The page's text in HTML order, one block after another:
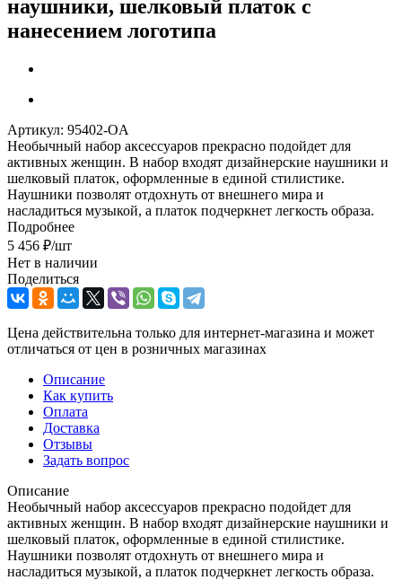
наушники, шелковый платок с
нанесением логотипа
Артикул: 95402-OA
Необычный набор аксессуаров прекрасно подойдет для
активных женщин. В набор входят дизайнерские наушники и
шелковый платок, оформленные в единой стилистике.
Наушники позволят отдохнуть от внешнего мира и
насладиться музыкой, а платок подчеркнет легкость образа.
Подробнее
5 456 ₽/шт
Нет в наличии
Поделиться
Цена действительна только для интернет-магазина и может
отличаться от цен в розничных магазинах
Описание
Как купить
Оплата
Доставка
Отзывы
Задать вопрос
Описание
Необычный набор аксессуаров прекрасно подойдет для
активных женщин. В набор входят дизайнерские наушники и
шелковый платок, оформленные в единой стилистике.
Наушники позволят отдохнуть от внешнего мира и
насладиться музыкой, а платок подчеркнет легкость образа.